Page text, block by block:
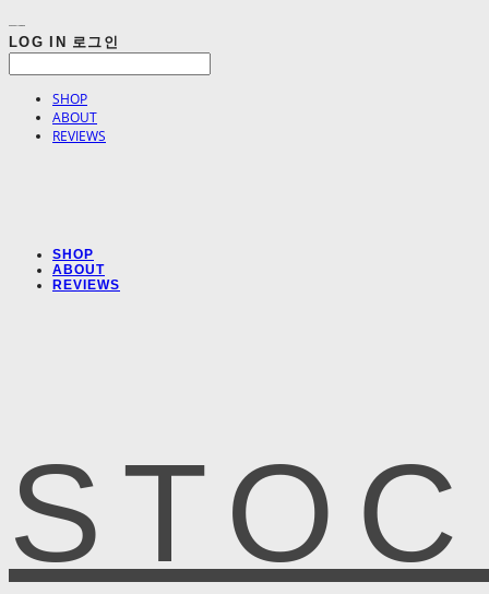
LOG IN 로그인
SHOP
ABOUT
REVIEWS
SHOP
ABOUT
REVIEWS